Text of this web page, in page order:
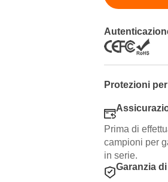
Protezioni
Prima di
campioni per
in serie.
Garanzia